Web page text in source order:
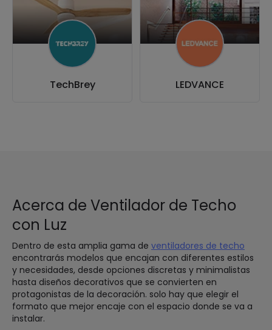
TechBrey LEDVANCE
Acerca de Ventilador de Techo
con Luz
Dentro de esta amplia gama de ventiladores de techo
encontrarás modelos que encajan con diferentes estilos
y necesidades, desde opciones discretas y minimalistas
hasta diseños decorativos que se convierten en
protagonistas de la decoración. solo hay que elegir el
formato que mejor encaje con el espacio donde se va a
instalar.